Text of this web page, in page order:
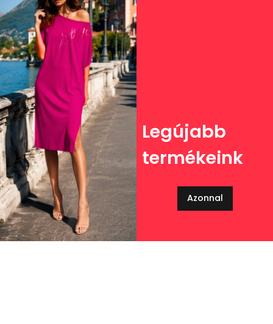
Legújabb
termékeink
Azonnal